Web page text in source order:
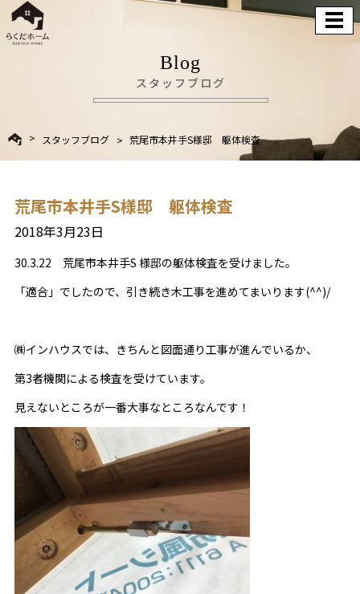
Blog
スタッフブログ
スタッフブログ 荒尾市本井手S様邸 躯体検査
荒尾市本井手S様邸 躯体検査
2018年3月23日
30.3.22 荒尾市本井手S 様邸の躯体検査を受けました。
「適合」でしたので、引き続き木工事を進めてまいります(^^)/
㈱インハウスでは、きちんと図面通り工事が進んでいるか、
第3者機関による検査を受けています。
見えないところが一番大事なところなんです！